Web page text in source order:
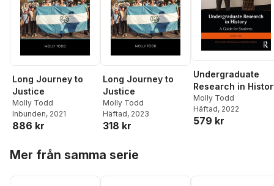
Long Journey to
Justice
Molly Todd
Inbunden, 2021
886 kr
Long Journey to
Justice
Molly Todd
Häftad, 2023
318 kr
Undergraduate
Research in
Molly Todd
Häftad, 2022
579 kr
Mer från samma serie